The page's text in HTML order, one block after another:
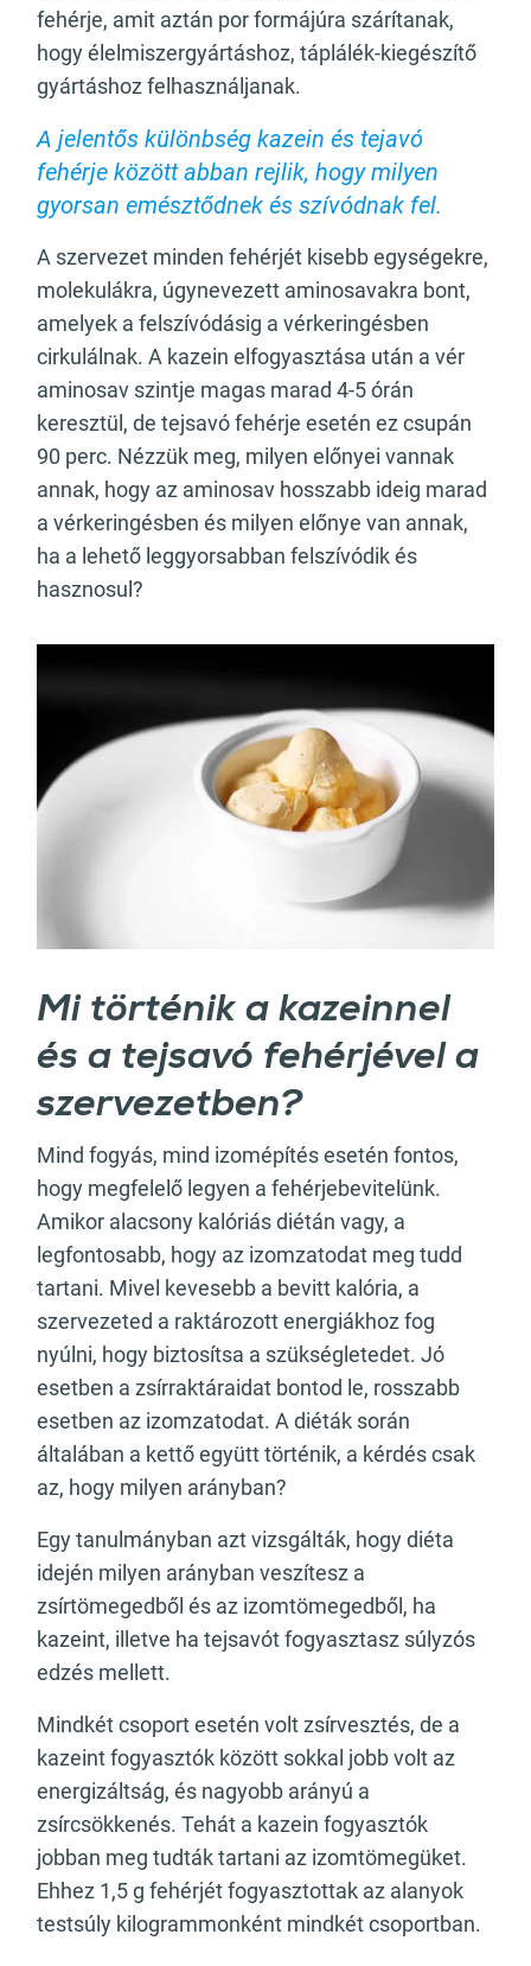
fehérje, amit aztán por formájúra szárítanak,
hogy élelmiszergyártáshoz, táplálék-kiegészítő
gyártáshoz felhasználjanak.
A jelentős különbség kazein és tejavó
fehérje között abban rejlik, hogy milyen
gyorsan emésztődnek és szívódnak fel.
A szervezet minden fehérjét kisebb egységekre,
molekulákra, úgynevezett aminosavakra bont,
amelyek a felszívódásig a vérkeringésben
cirkulálnak. A kazein elfogyasztása után a vér
aminosav szintje magas marad 4-5 órán
keresztül, de tejsavó fehérje esetén ez csupán
90 perc. Nézzük meg, milyen előnyei vannak
annak, hogy az aminosav hosszabb ideig marad
a vérkeringésben és milyen előnye van annak,
ha a lehető leggyorsabban felszívódik és
hasznosul?
Mi történik a kazeinnel
és a tejsavó fehérjével a
szervezetben?
Mind fogyás, mind izomépítés esetén fontos,
hogy megfelelő legyen a fehérjebevitelünk.
Amikor alacsony kalóriás diétán vagy, a
legfontosabb, hogy az izomzatodat meg tudd
tartani. Mivel kevesebb a bevitt kalória, a
szervezeted a raktározott energiákhoz fog
nyúlni, hogy biztosítsa a szükségletedet. Jó
esetben a zsírraktáraidat bontod le, rosszabb
esetben az izomzatodat. A diéták során
általában a kettő együtt történik, a kérdés csak
az, hogy milyen arányban?
Egy tanulmányban azt vizsgálták, hogy diéta
idején milyen arányban veszítesz a
zsírtömegedből és az izomtömegedből, ha
kazeint, illetve ha tejsavót fogyasztasz súlyzós
edzés mellett.
Mindkét csoport esetén volt zsírvesztés, de a
kazeint fogyasztók között sokkal jobb volt az
energizáltság, és nagyobb arányú a
zsírcsökkenés. Tehát a kazein fogyasztók
jobban meg tudták tartani az izomtömegüket.
Ehhez 1,5 g fehérjét fogyasztottak az alanyok
testsúly kilogrammonként mindkét csoportban.